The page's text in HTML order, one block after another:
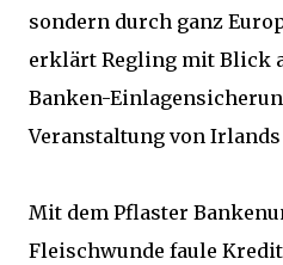
sondern durch ganz
erklärt Regling mit Blick
Banken-
Veranstaltung von Irlands
Mit dem Pflaster
Fleischwunde faule